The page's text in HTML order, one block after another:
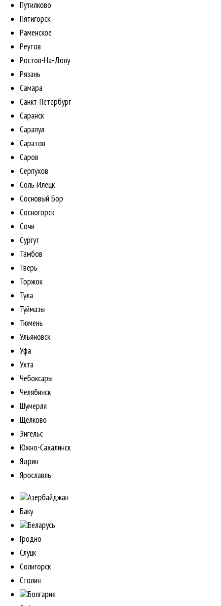
Путилково
Пятигорск
Раменское
Реутов
Ростов-На-Дону
Рязань
Самара
Санкт-Петербург
Саранск
Сарапул
Саратов
Саров
Серпухов
Соль-Илецк
Сосновый Бор
Сосногорск
Сочи
Сургут
Тамбов
Тверь
Торжок
Тула
Туймазы
Тюмень
Ульяновск
Уфа
Ухта
Чебоксары
Челябинск
Шумерля
Щёлково
Энгельс
Южно-Сахалинск
Ядрин
Ярославль
Азербайджан
Баку
Беларусь
Гродно
Слуцк
Солигорск
Столин
Болгария